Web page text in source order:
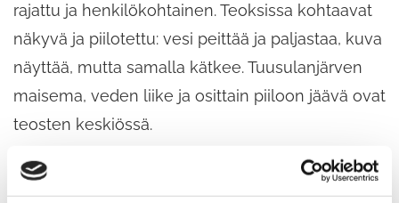
rajattu ja henkilökohtainen. Teoksissa kohtaavat
näkyvä ja piilotettu: vesi peittää ja paljastaa, kuva
näyttää, mutta samalla kätkee. Tuusulanjärven
maisema, veden liike ja osittain piiloon jäävä ovat
teosten keskiössä.
Piirustusten laajennukset | Drawing Expansionson